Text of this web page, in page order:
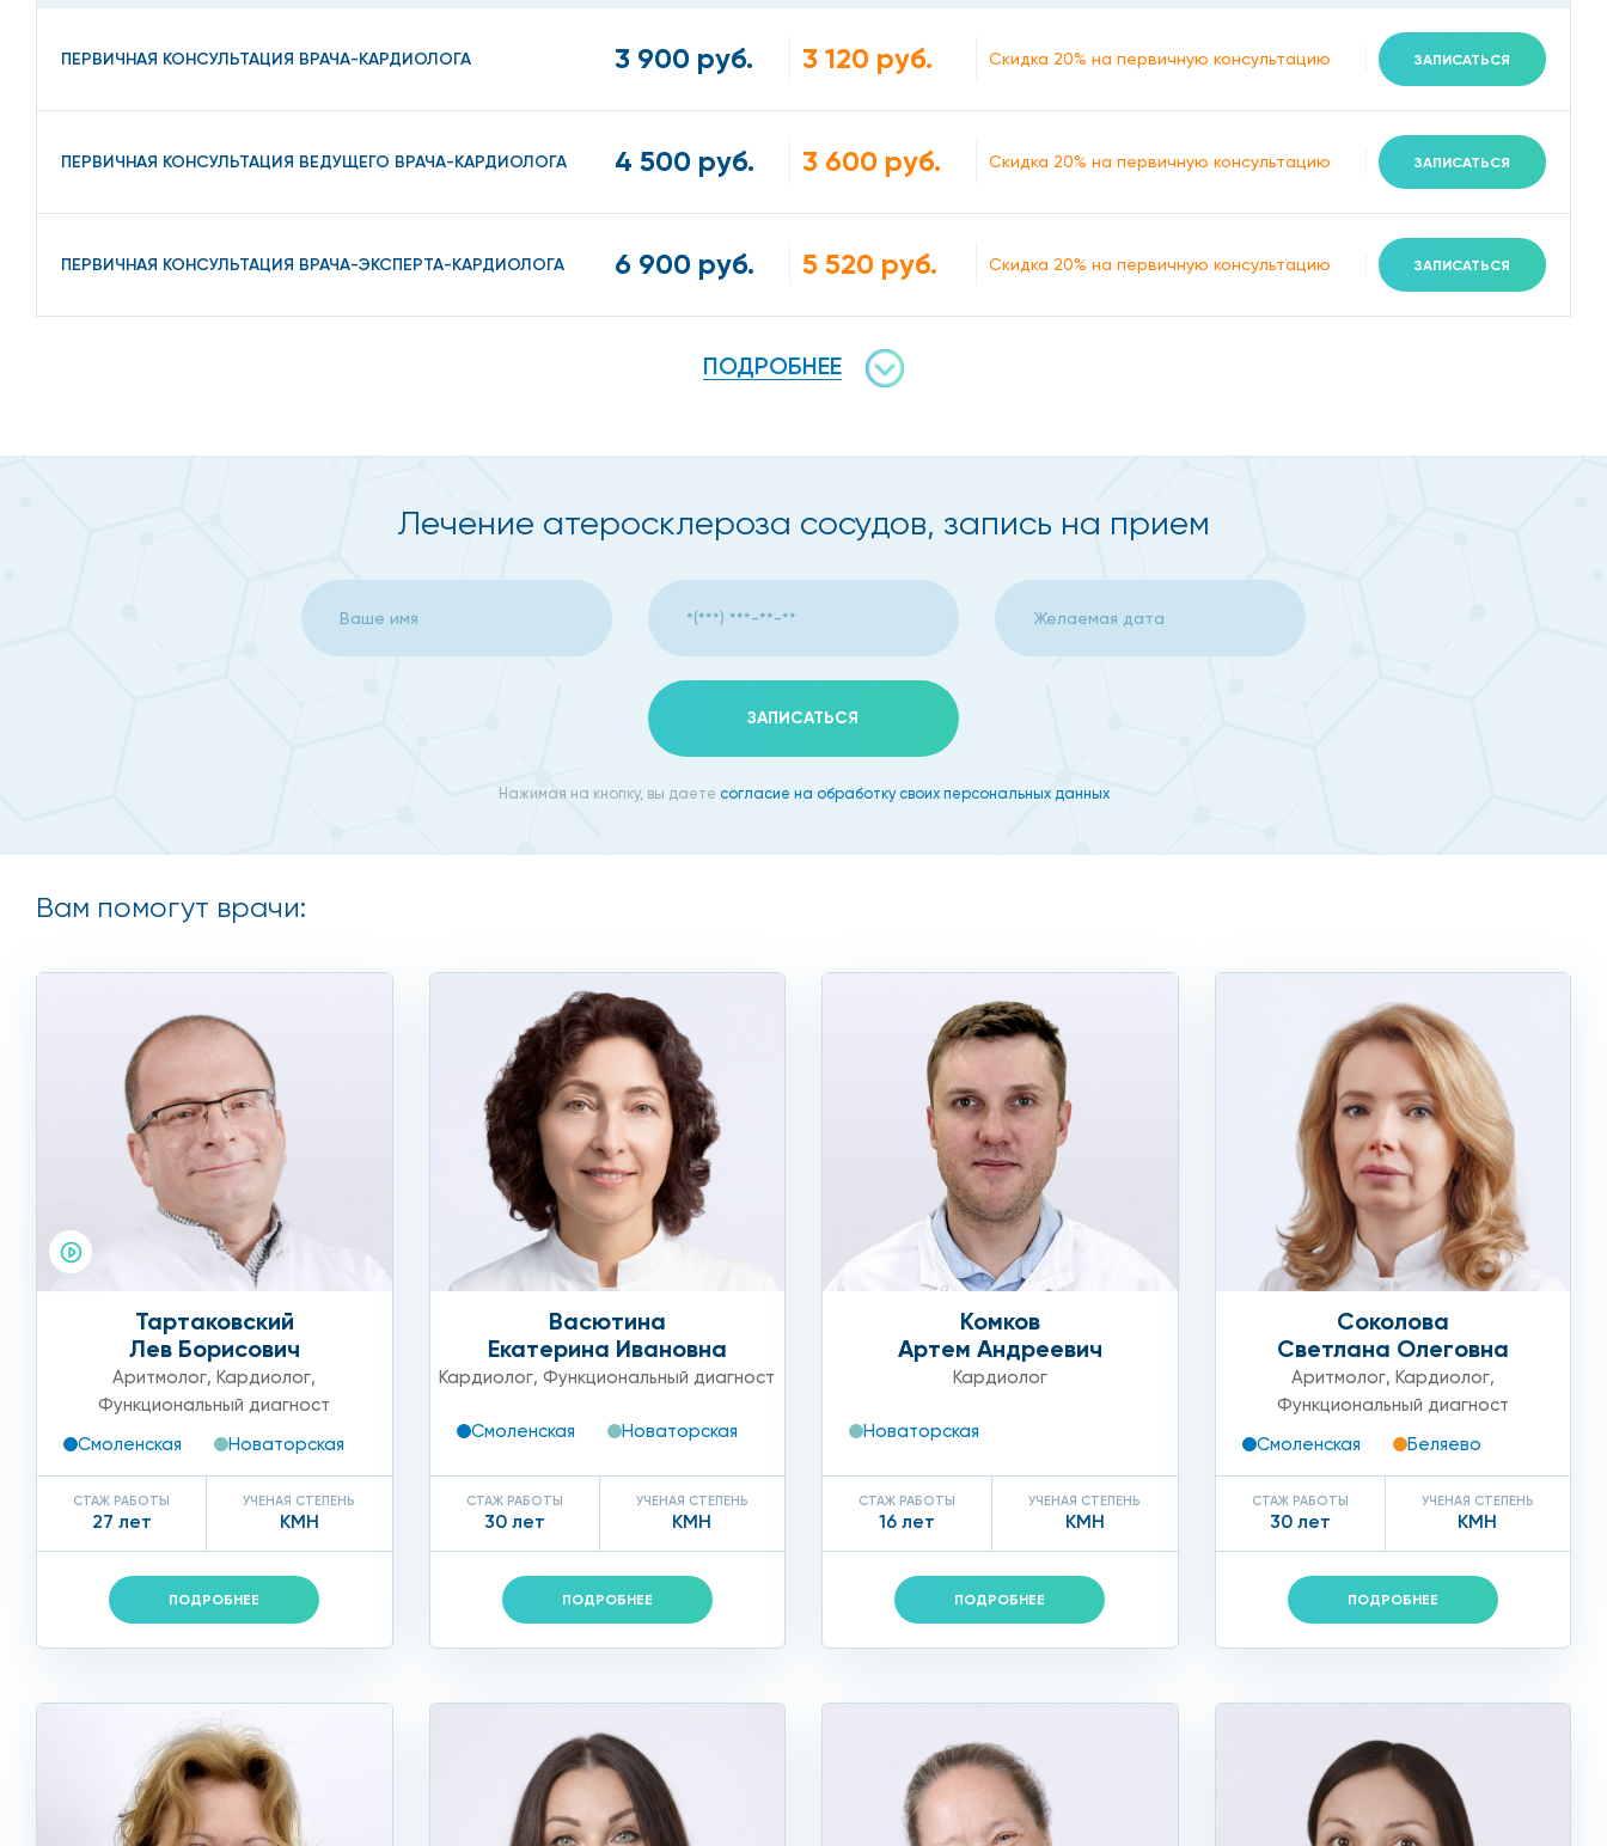
артерии, проходящие в конечностях.
В чем коварство атеросклероза
В результате уменьшения просвета сосуда возникает стеноз, а в случае полной закупорки окклюзия. Кусочки бляшек отрываются от артерии и с током крови
переносятся к узким сосудам и перекрывают их. Из-за этого может возникнуть инсульт, инфаркт, тромбоз и облитерирующий атеросклероз сосудов ног.
болезнь сердца (ИБС).
одышка даже при отсутствии физической нагрузки;
При поражении артерий головного мозга наблюдаются следующие признаки:
речь нарушена.
Если затронута сонная артерия, то дело может дойти до серьезных симптомов:
парез, паралич;
чувствительность отсутствует;
слепота и белые пятна.
Бляшки в сосудах ног проявляются следующим образом:
болевые ощущения в мышцах ног;
терофические язвы;
гангрена.
Причины атеросклероза
Точная причина атеросклероза до сих пор не выяснена, основными факторами, приводящими к атеросклерозу, являются:
артериальная гипертензия;
повышение уровня холестерина в крови;
употребление жирной пищи;
избыточный вес;
генный фактор;
сахарный диабет.
ПЕРВИЧНАЯ КОНСУЛЬТАЦИЯ ВРАЧА-КАРДИОЛОГА 3 900 руб. 3 120 руб. Скидка 20% на первичную консультацию ЗАПИСАТЬСЯ
ПЕРВИЧНАЯ КОНСУЛЬТАЦИЯ ВЕДУЩЕГО ВРАЧА-КАРДИОЛОГА 4 500 руб. 3 600 руб. Скидка 20% на первичную консультацию ЗАПИСАТЬСЯ
ПЕРВИЧНАЯ КОНСУЛЬТАЦИЯ ВРАЧА-ЭКСПЕРТА-КАРДИОЛОГА 6 900 руб. 5 520 руб. Скидка 20% на первичную консультацию ЗАПИСАТЬСЯ
ПОДРОБНЕЕ
Лечение атеросклероза сосудов, запись на прием
ЗАПИСАТЬСЯ
Нажимая на кнопку, вы даете согласие на обработку своих персональных данных
Вам помогут врачи:
Тартаковский
Лев Борисович
Аритмолог, Кардиолог,
Функциональный диагност
Смоленская
Новаторская
СТАЖ РАБОТЫ
27 лет
УЧЕНАЯ СТЕПЕНЬ
КМН
ПОДРОБНЕЕ
Васютина
Екатерина Ивановна
Кардиолог,Функциональный диагност
Смоленская Новаторская
СТАЖ РАБОТЫ
30 лет
УЧЕНАЯ СТЕПЕНЬ
КМН
ПОДРОБНЕЕ
Комков
Артем Андреевич
Кардиолог
Новаторская
СТАЖ РАБОТЫ
16 лет
УЧЕНАЯ СТЕПЕНЬ
КМН
ПОДРОБНЕЕ
Соколова
Светлана Олеговна
Аритмолог, Кардиолог,
Функциональный диагност
Смоленская
Беляево
СТАЖ РАБОТЫ
30 лет
УЧЕНАЯ СТЕПЕНЬ
КМН
ПОДРОБНЕЕ